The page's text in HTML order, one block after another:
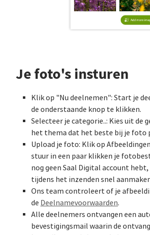
Je foto's insturen
Klik op "Nu deelnemen": Start je
de onderstaande knop te klikken.
Selecteer je categorie..: Kies uit de
het thema dat het beste bij je foto
Upload je foto: Klik op
stuur in een paar klikken je
nog geen Saal Digital account hebt,
tijdens het inzenden snel
Ons team controleert of je
de Deelnamevoorwaarden.
Alle deelnemers ontvangen een
bevestigingsmail waarin de